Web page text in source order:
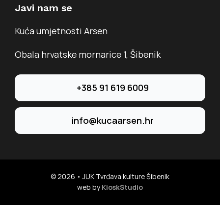
Javi nam se
Kuća umjetnosti Arsen
Obala hrvatske mornarice 1, Šibenik
+385 91 619 6009
info@kucaarsen.hr
© 2026 • JUK Tvrđava kulture Šibenik
web by KioskStudio